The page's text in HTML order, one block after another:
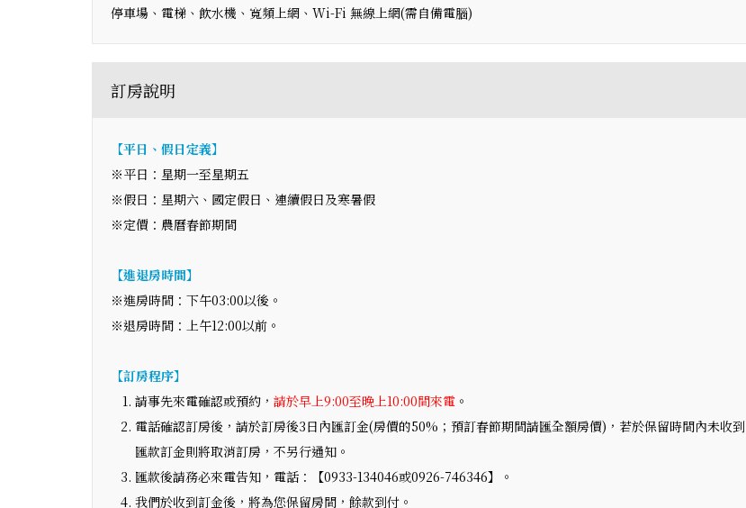
停車場、電梯、飲水機、寬頻上網、Wi-Fi 無線上網(需自備電腦)
訂房說明
【平日、假日定義】
※平日：星期一至星期五
※假日：星期六、國定假日、連續假日及寒暑假
※定價：農曆春節期間
【進退房時間】
※進房時間：下午03:00以後。
※退房時間：上午12:00以前。
【訂房程序】
請事先來電確認或預約， 請於早上9:00至晚上10:00間來電 。
電話確認訂房後，請於訂房後3日內匯訂金(房價的50%；預訂春節期間請匯全額房價)，若於保留時間內未收到
匯款訂金則將取消訂房，不另行通知。
匯款後請務必來電告知，電話：【0933-134046或0926-746346】。
我們於收到訂金後，將為您保留房間，餘款到付。